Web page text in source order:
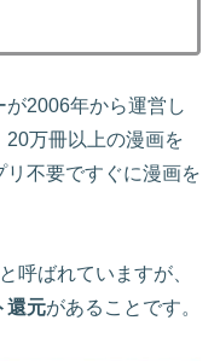
2006年から運営し
万冊以上の漫画を
不要ですぐに漫画を
呼ばれていますが、
還元があることです。